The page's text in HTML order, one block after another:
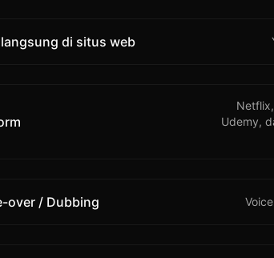
di situs web
Udemy,
over / Dubbing